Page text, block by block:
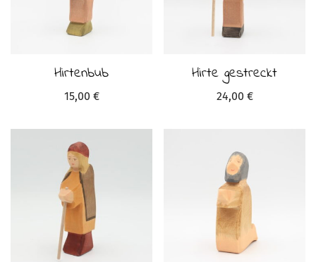
Hirtenbub
15,00 €
Hirte gestreckt
24,00 €